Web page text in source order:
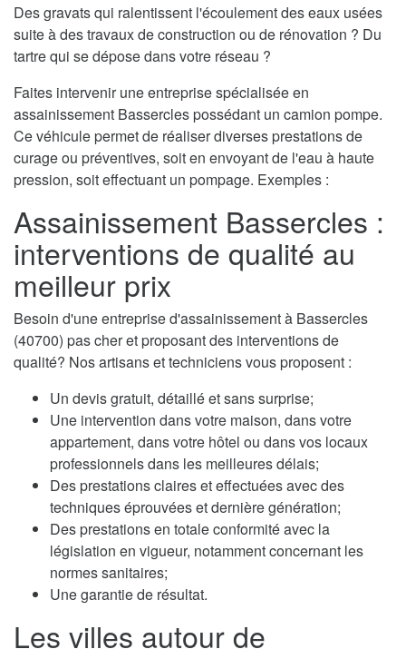
Des gravats qui ralentissent l'écoulement des eaux usées
suite à des travaux de construction ou de rénovation ? Du
tartre qui se dépose dans votre réseau ?
Faites intervenir une entreprise spécialisée en
assainissement Bassercles possédant un camion pompe.
Ce véhicule permet de réaliser diverses prestations de
curage ou préventives, soit en envoyant de l'eau à haute
pression, soit effectuant un pompage. Exemples :
Assainissement Bassercles :
interventions de qualité au
meilleur prix
Besoin d'une entreprise d'assainissement à Bassercles
(40700) pas cher et proposant des interventions de
qualité? Nos artisans et techniciens vous proposent :
Un devis gratuit, détaillé et sans surprise;
Une intervention dans votre maison, dans votre
appartement, dans votre hôtel ou dans vos locaux
professionnels dans les meilleures délais;
Des prestations claires et effectuées avec des
techniques éprouvées et dernière génération;
Des prestations en totale conformité avec la
législation en vigueur, notamment concernant les
normes sanitaires;
Une garantie de résultat.
Les villes autour de